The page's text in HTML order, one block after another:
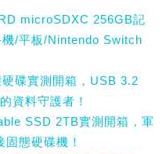
microSDXC 256GB記
/平板/Nintendo Switch
碟實測開箱，USB 3.2
資料守護者！
SSD 2TB實測開箱，軍
態硬碟機！